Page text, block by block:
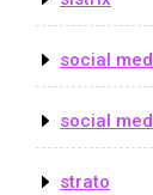
social
social
strato